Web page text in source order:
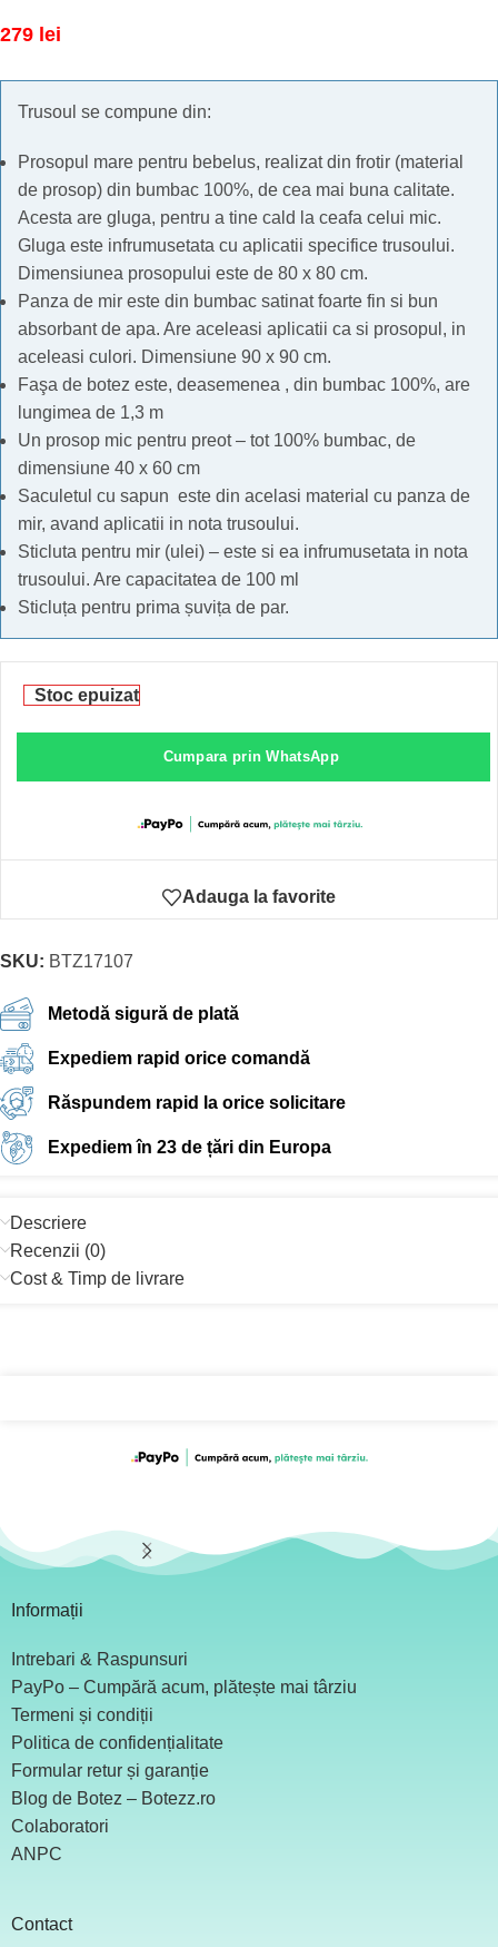
279 lei
Trusoul se compune din:
Prosopul mare pentru bebelus, realizat din frotir (material
de prosop) din bumbac 100%, de cea mai buna calitate.
Acesta are gluga, pentru a tine cald la ceafa celui mic.
Gluga este infrumusetata cu aplicatii specifice trusoului.
Dimensiunea prosopului este de 80 x 80 cm.
Panza de mir este din bumbac satinat foarte fin si bun
absorbant de apa. Are aceleasi aplicatii ca si prosopul, in
aceleasi culori. Dimensiune 90 x 90 cm.
Faşa de botez este, deasemenea , din bumbac 100%, are
lungimea de 1,3 m
Un prosop mic pentru preot – tot 100% bumbac, de
dimensiune 40 x 60 cm
Saculetul cu sapun este din acelasi material cu panza de
mir, avand aplicatii in nota trusoului.
Sticluta pentru mir (ulei) – este si ea infrumusetata in nota
trusoului. Are capacitatea de 100 ml
Sticluța pentru prima șuvița de par.
Stoc epuizat
Cumpara prin WhatsApp
Adauga la favorite
SKU: BTZ17107
Metodă sigură de plată
Expediem rapid orice comandă
Răspundem rapid la orice solicitare
Expediem în 23 de țări din Europa
Descriere
Recenzii (0)
Cost & Timp de livrare
Informații
Intrebari & Raspunsuri
PayPo – Cumpără acum, plătește mai târziu
Termeni și condiții
Politica de confidențialitate
Formular retur și garanție
Blog de Botez – Botezz.ro
Colaboratori
ANPC
Contact